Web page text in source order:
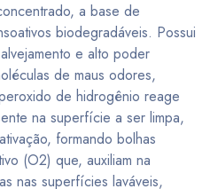
a base de
biodegradáveis. Possui
e alto poder
de maus odores,
de hidrogênio reage
na superfície a ser limpa,
formando bolhas
(O2) que, auxiliam na
nas superfícies laváveis,